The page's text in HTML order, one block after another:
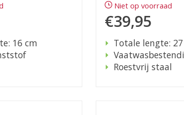
16 cm
Niet op voorraad
€39,95
Totale lengte:
Roestvrij staal